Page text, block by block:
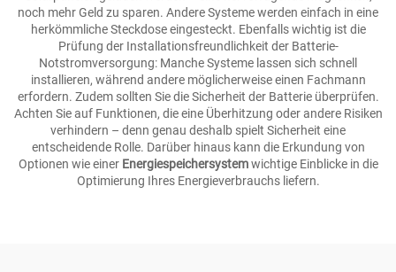
noch mehr Geld zu sparen. Andere Systeme werden einfach in eine
herkömmliche Steckdose eingesteckt. Ebenfalls wichtig ist die
Prüfung der Installationsfreundlichkeit der Batterie-
Notstromversorgung: Manche Systeme lassen sich schnell
installieren, während andere möglicherweise einen Fachmann
erfordern. Zudem sollten Sie die Sicherheit der Batterie überprüfen.
Achten Sie auf Funktionen, die eine Überhitzung oder andere Risiken
verhindern – denn genau deshalb spielt Sicherheit eine
entscheidende Rolle. Darüber hinaus kann die Erkundung von
Optionen wie einer Energiespeichersystemwichtige Einblicke in die
Optimierung Ihres Energieverbrauchs liefern.